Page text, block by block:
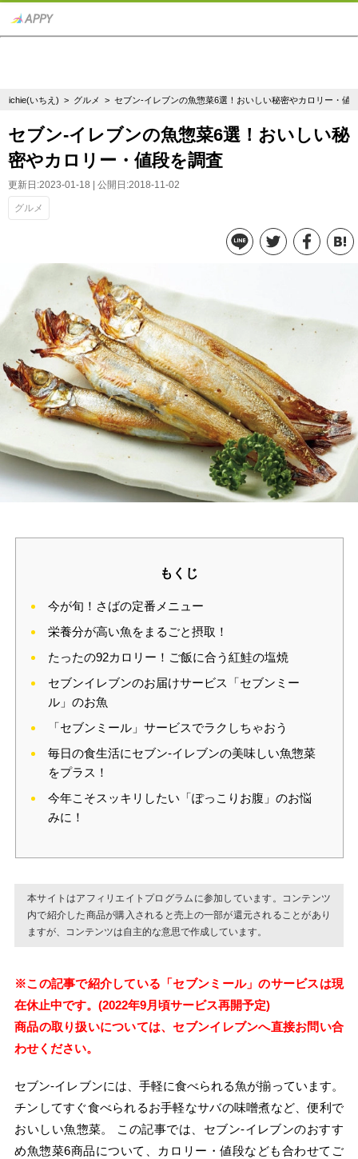
ichie(いちえ) > グルメ > セブン-イレブンの魚惣菜6選！おいしい秘密やカロリー・値
セブン-イレブンの魚惣菜6選！おいしい秘
密やカロリー・値段を調査
更新日:2023-01-18 | 公開日:2018-11-02
グルメ
もくじ
今が旬！さばの定番メニュー
栄養分が高い魚をまるごと摂取！
たったの92カロリー！ご飯に合う紅鮭の塩焼
セブンイレブンのお届けサービス「セブンミー
ル」のお魚
「セブンミール」サービスでラクしちゃおう
毎日の食生活にセブン‐イレブンの美味しい魚惣菜
をプラス！
今年こそスッキリしたい「ぽっこりお腹」のお悩
みに！
本サイトはアフィリエイトプログラムに参加しています。コンテンツ
内で紹介した商品が購入されると売上の一部が還元されることがあり
ますが、コンテンツは自主的な意思で作成しています。
※この記事で紹介している「セブンミール」のサービスは現
在休止中です。(2022年9月頃サービス再開予定)
商品の取り扱いについては、セブンイレブンへ直接お問い合
わせください。
セブン‐イレブンには、手軽に食べられる魚が揃っています。
チンしてすぐ食べられるお手軽なサバの味噌煮など、便利で
おいしい魚惣菜。 この記事では、セブン‐イレブンのおすす
め魚惣菜6商品について、カロリー・値段なども合わせてご